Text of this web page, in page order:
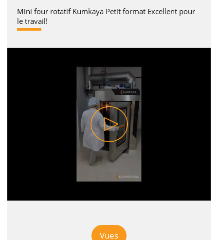
Mini four rotatif Kumkaya Petit format Excellent pour
le travail!
Vues